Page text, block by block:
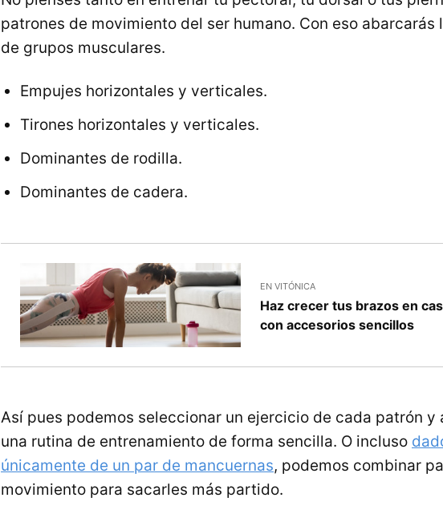
patrones de movimiento del ser humano. Con eso
de grupos musculares.
Empujes horizontales y verticales.
Tirones horizontales y verticales.
Dominantes de rodilla.
Dominantes de cadera.
EN VITÓNICA
Haz crecer tus brazos en
con accesorios sencillos
Así pues podemos seleccionar un ejercicio de cada patrón y
una rutina de entrenamiento de forma sencilla. O incluso
únicamente de un par de mancuernas, podemos combinar
movimiento para sacarles más partido.